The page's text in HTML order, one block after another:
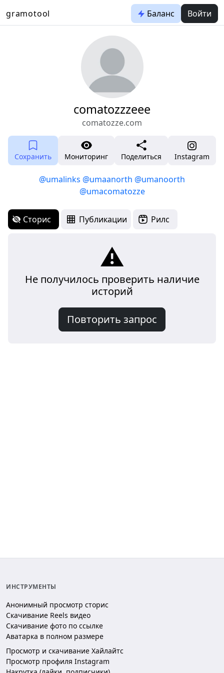
gramotool Баланс Войти
comatozzzeee
comatozze.com
Сохранить Мониторинг Поделиться Instagram
@umalinks @umaanorth @umanoorth
@umacomatozze
Сторис Публикации Рилс
⚠️
Не получилось проверить наличие
историй
Повторить запрос
ИНСТРУМЕНТЫ
Анонимный просмотр сторис
Скачивание Reels видео
Скачивание фото по ссылке
Аватарка в полном размере
Просмотр и скачивание Хайлайтс
Просмотр профиля Instagram